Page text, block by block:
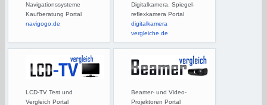
Navigationssysteme
Kaufberatung Portal
navigogo.de
Digitalkamera, Spiegel-
reflexkamera Portal
digitalkamera
vergleiche.de
LCD-TV Test und
Vergleich Portal
Beamer- und Video-
Projektoren Portal